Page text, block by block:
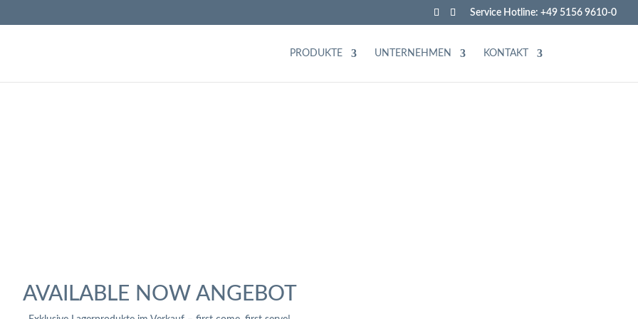
Service Hotline: +49 5156 9610-0
PRODUKTE UNTERNEHMEN KONTAKT
AVAILABLE NOW ANGEBOT